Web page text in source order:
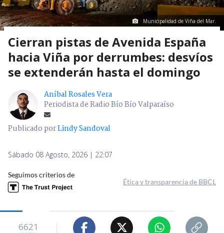
Municipalidad de Viña del Mar.
Cierran pistas de Avenida España
hacia Viña por derrumbes: desvíos
se extenderán hasta el domingo
Aníbal Rosales Vera
Periodista de Radio Bío Bío Valparaíso
Publicado porLindy Sandoval
Sábado 08 Agosto, 2026 | 22:07
Seguimos criterios de
Ética y transparencia de BBCL
6621